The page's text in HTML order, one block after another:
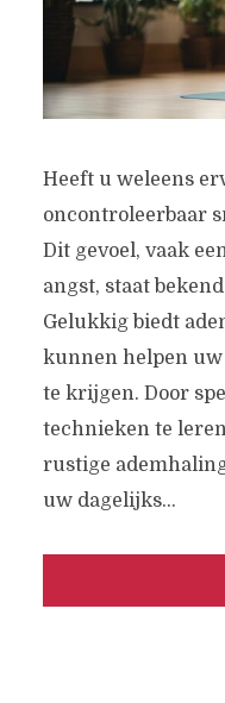
Heeft u weleens
oncontroleerbaar
Dit gevoel, vaak
angst, staat
Gelukkig biedt
kunnen helpen
te krijgen. Door
technieken te
rustige
uw dagelijks...